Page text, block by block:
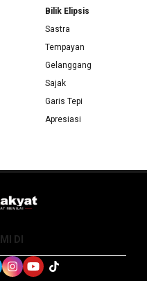
Bilik Elipsis
Sastra
Tempayan
Gelanggang
Sajak
Garis Tepi
Apresiasi
DI